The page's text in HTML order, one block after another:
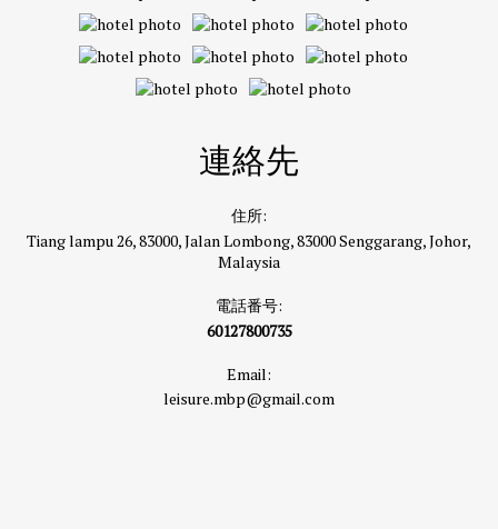
連絡先
住所:
Tiang lampu 26, 83000, Jalan Lombong, 83000 Senggarang, Johor,
Malaysia
電話番号:
60127800735
Email:
leisure.mbp@gmail.com